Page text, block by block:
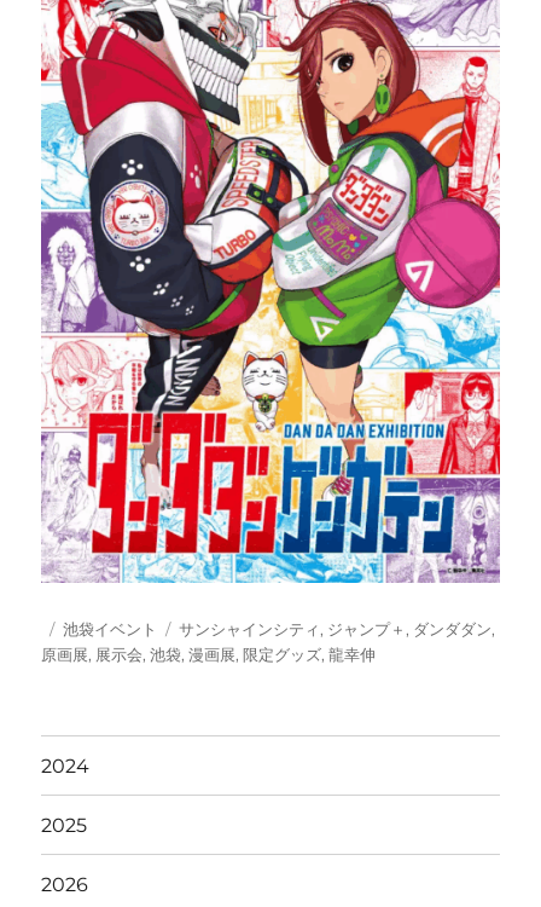
投
稿
カ
テ
池袋イベント
タ
グ
サンシャインシティ, ジャンプ＋, ダンダダン,
原画展, 展示会,池袋,漫画展,限定グッズ,龍幸伸
2024
2025
2026